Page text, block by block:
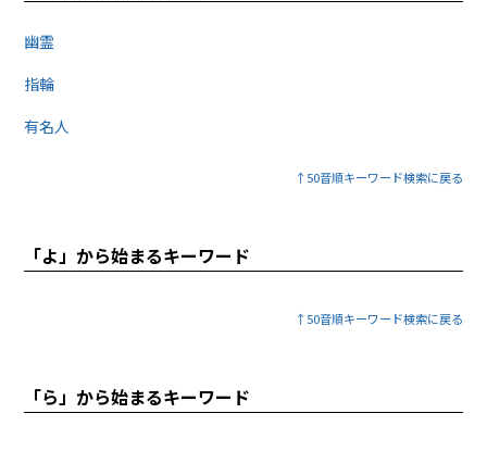
幽霊
指輪
有名人
↑50音順キーワード検索に戻る
「よ」から始まるキーワード
↑50音順キーワード検索に戻る
「ら」から始まるキーワード